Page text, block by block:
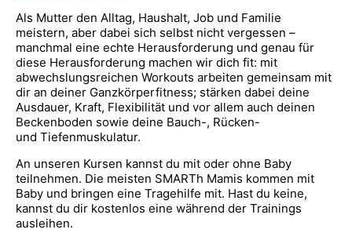
Als Mutter den Alltag, Haushalt, Job und Familie
meistern, aber dabei sich selbst nicht vergessen –
manchmal eine echte Herausforderung und genau für
diese Herausforderung machen wir dich fit: mit
abwechslungsreichen Workouts arbeiten gemeinsam mit
dir an deiner Ganzkörperfitness; stärken dabei deine
Ausdauer, Kraft, Flexibilität und vor allem auch deinen
Beckenboden sowie deine Bauch-, Rücken-
und Tiefenmuskulatur.
An unseren Kursen kannst du mit oder ohne Baby
teilnehmen. Die meisten SMARTh Mamis kommen mit
Baby und bringen eine Tragehilfe mit. Hast du keine,
kannst du dir kostenlos eine während der Trainings
ausleihen.